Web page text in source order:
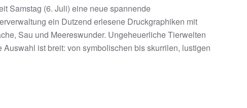
Samstag (6. Juli) eine neue spannende
ein Dutzend erlesene Druckgraphiken mit
Sau und Meereswunder. Ungeheuerliche Tierwelten
ist breit: von symbolischen bis skurrilen, lustigen